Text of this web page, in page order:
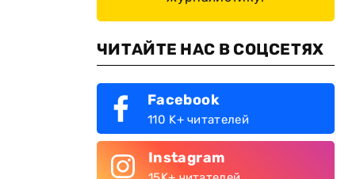
ЧИТАЙТЕ НАС В СОЦСЕТЯХ
Facebook
110 K+ читателей
Instagram